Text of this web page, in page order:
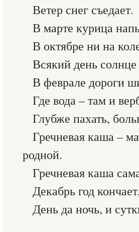
Ветер снег съедает.
В марте курица
В октябре ни на
Всякий день солнце
В феврале дороги
Где вода – там и
Глубже пахать,
Гречневая каша –
родной.
Гречневая каша
Декабрь год
День да ночь, и